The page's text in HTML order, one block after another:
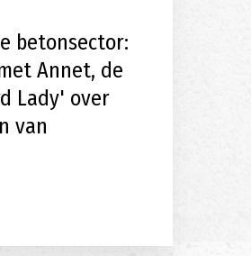
betonsector:
Annet, de
Lady' over
van